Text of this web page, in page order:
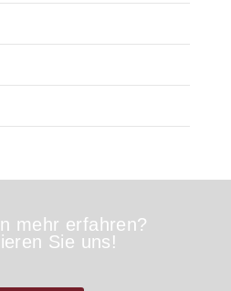
mehr erfahren?
Sie uns!